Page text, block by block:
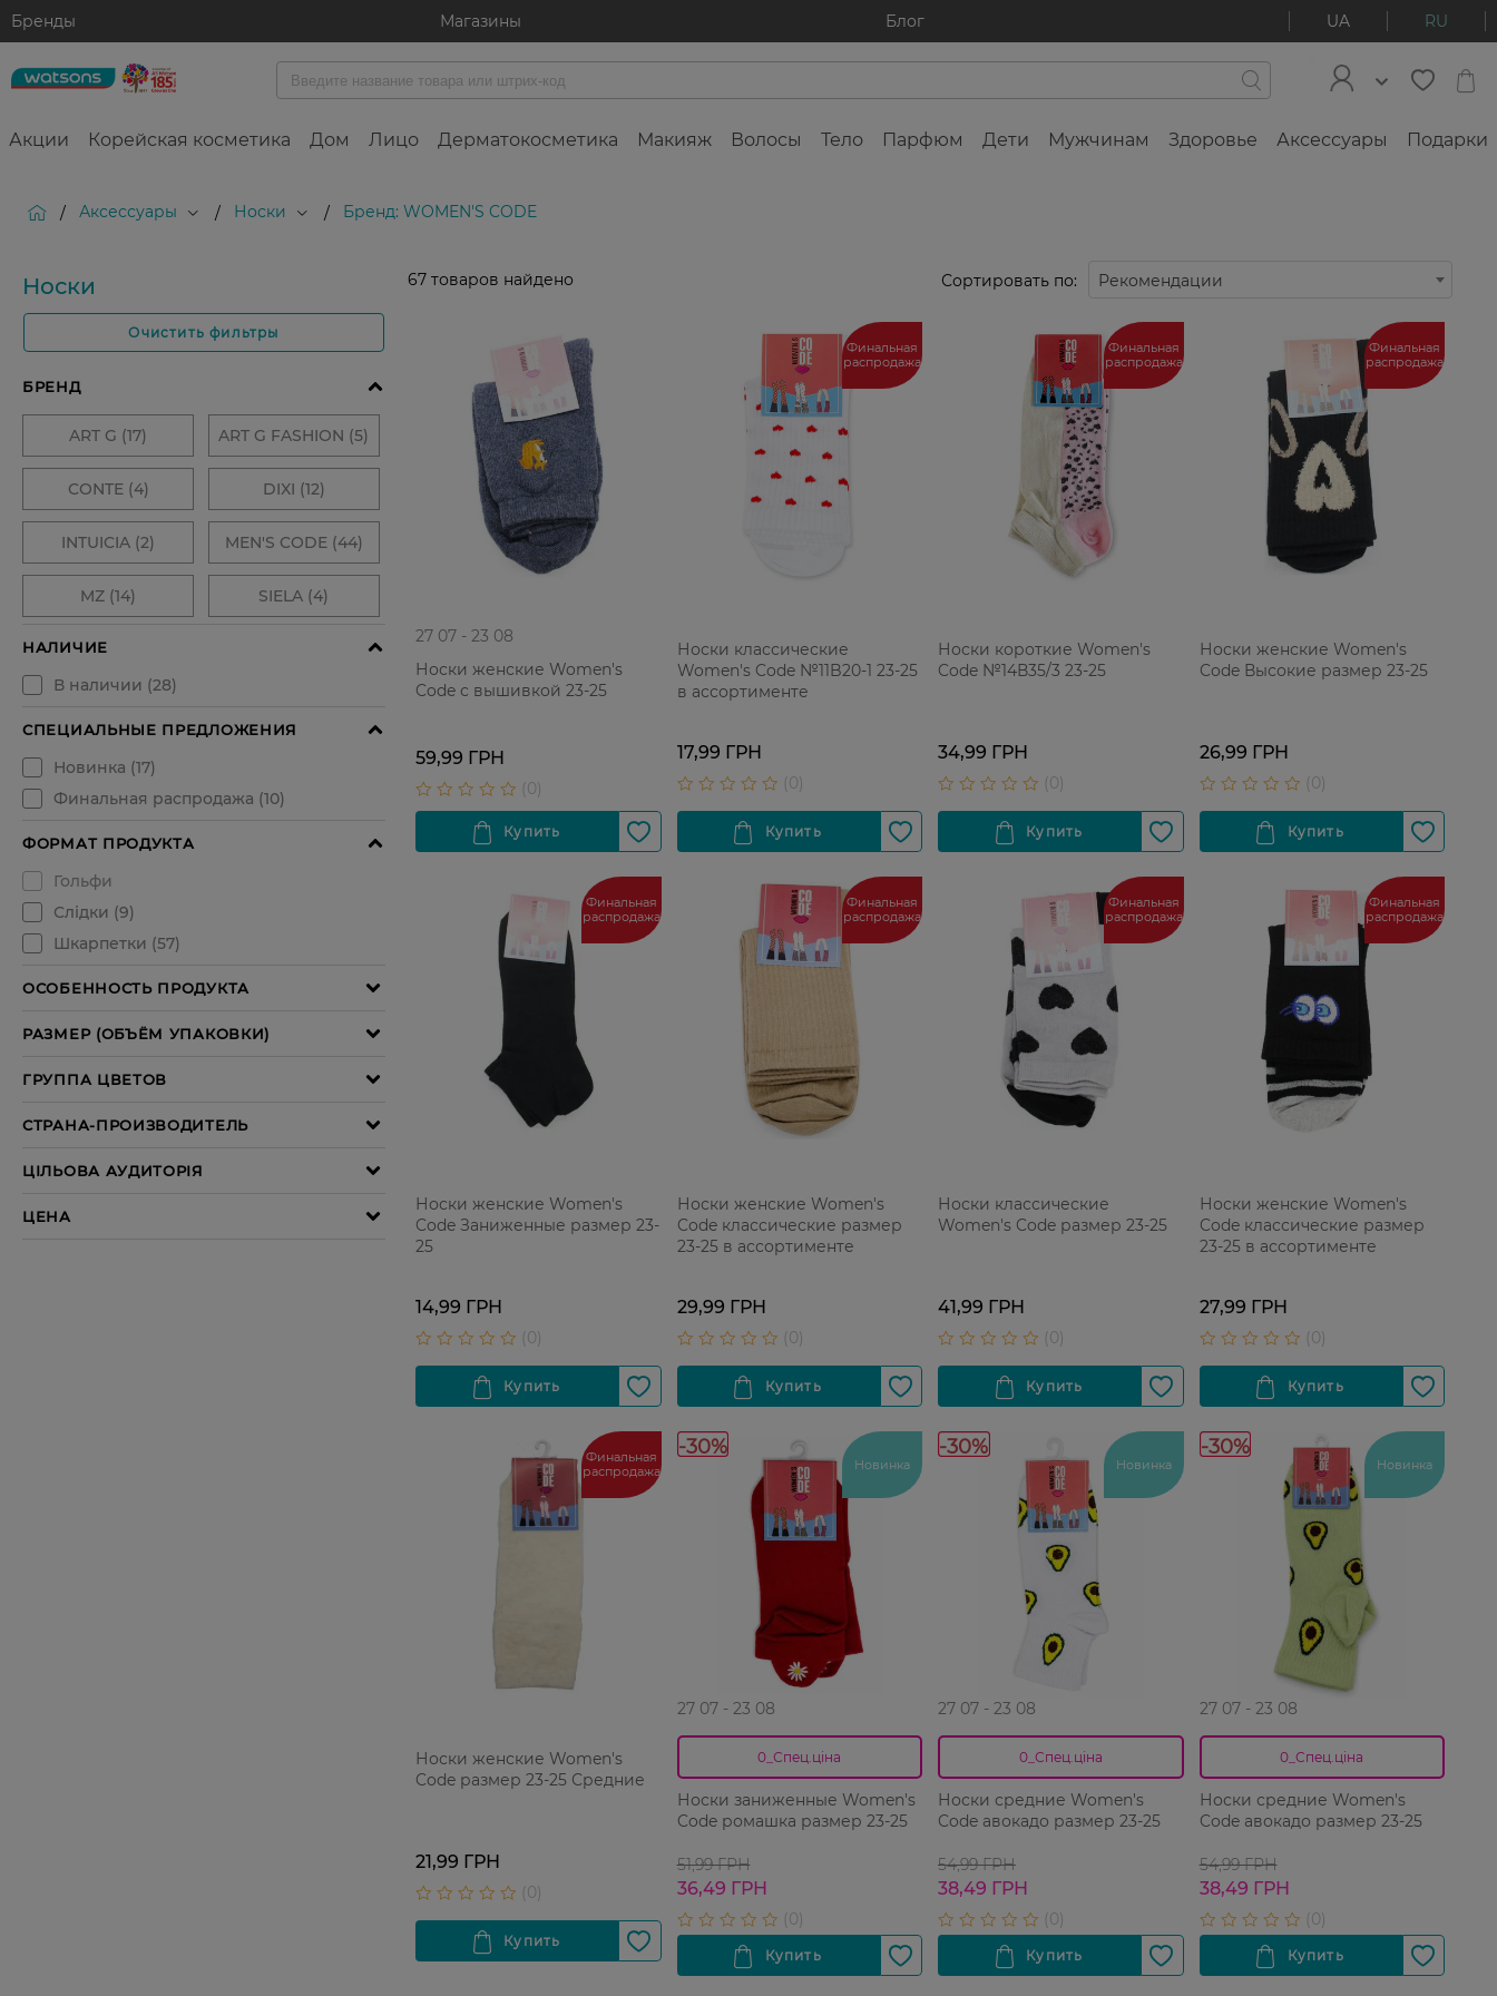
Бренды Магазины Блог UA RU
Акции Корейская косметика Дом Лицо Дерматокосметика Макияж Волосы Тело Парфюм Дети Мужчинам Здоровье Аксессуары Подарки
/ Аксессуары / Носки / Бренд: WOMEN'S CODE
Носки
Очистить фильтры
67 товаров найдено Сортировать по: Рекомендации
27 07 - 23 08
Носки женские Women's
Code с вышивкой 23-25
59,99 ГРН
Финальная
распродажа
Носки классические
Women's Code №11B20-1 23-25
в ассортименте
17,99 ГРН
Финальная
распродажа
Носки короткие Women's
Code №14В35/3 23-25
34,99 ГРН
Финальная
распродажа
Носки женские Women's
Code Высокие размер 23-25
26,99 ГРН
Финальная
распродажа
Носки женские Women's
Code Заниженные размер 23-
25
14,99 ГРН
Финальная
распродажа
Носки женские Women's
Code классические размер
23-25 в ассортименте
29,99 ГРН
Финальная
распродажа
Носки классические
Women's Code размер 23-25
41,99 ГРН
Финальная
распродажа
Носки женские Women's
Code классические размер
23-25 в ассортименте
27,99 ГРН
Финальная
распродажа
Носки женские Women's
Code размер 23-25 Средние
21,99 ГРН
-30%
Новинка
27 07 - 23 08
0_Спец.ціна
Носки заниженные Women's
Code ромашка размер 23-25
51,99 ГРН
36,49 ГРН
-30%
Новинка
27 07 - 23 08
0_Спец.ціна
Носки средние Women's
Code авокадо размер 23-25
54,99 ГРН
38,49 ГРН
-30%
Новинка
27 07 - 23 08
0_Спец.ціна
Носки средние Women's
Code авокадо размер 23-25
54,99 ГРН
38,49 ГРН